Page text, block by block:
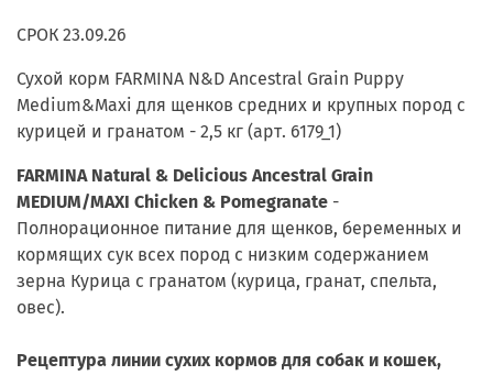
СРОК 23.09.26
Сухой корм FARMINA N&D Ancestral Grain Puppy
Medium&Maxi для щенков средних и крупных пород с
курицей и гранатом - 2,5 кг (арт. 6179_1)
FARMINA Natural & Delicious Ancestral Grain
MEDIUM/MAXI Chicken & Pomegranate -
Полнорационное питание для щенков, беременных и
кормящих сук всех пород с низким содержанием
зерна Курица с гранатом (курица, гранат, спельта,
овес).
Рецептура линии сухих кормов для собак и кошек,